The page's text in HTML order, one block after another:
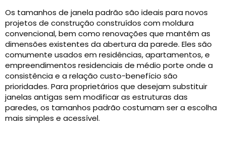
Os tamanhos de janela padrão são ideais para novos
projetos de construção construídos com moldura
convencional, bem como renovações que mantêm as
dimensões existentes da abertura da parede. Eles são
comumente usados ​​em residências, apartamentos, e
empreendimentos residenciais de médio porte onde a
consistência e a relação custo-benefício são
prioridades. Para proprietários que desejam substituir
janelas antigas sem modificar as estruturas das
paredes, os tamanhos padrão costumam ser a escolha
mais simples e acessível.